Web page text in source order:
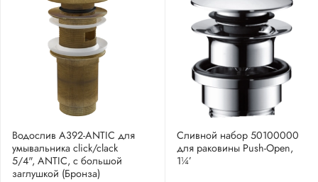
Водослив A392-ANTIC для
умывальника click/clack
5/4", ANTIC, с большой
заглушкой (Бронза)
Сливной набор 50100000
для раковины Push-Open,
1¼’